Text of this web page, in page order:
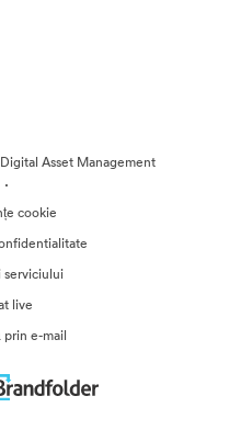
Asset Management
·
cookie
serviciului
live
prin e-mail